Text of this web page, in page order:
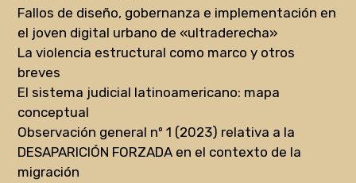
Fallos de diseño, gobernanza e implementación en
el joven digital urbano de «ultraderecha»
La violencia estructural como marco y otros
breves
El sistema judicial latinoamericano: mapa
conceptual
Observación general nº 1 (2023) relativa a la
DESAPARICIÓN FORZADA en el contexto de la
migración